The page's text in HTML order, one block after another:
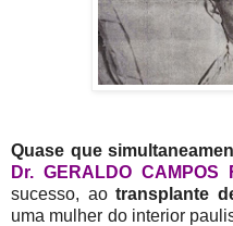
Quase que
Dr. GERALDO CAMPOS
sucesso, aotransplante
uma mulher do interior